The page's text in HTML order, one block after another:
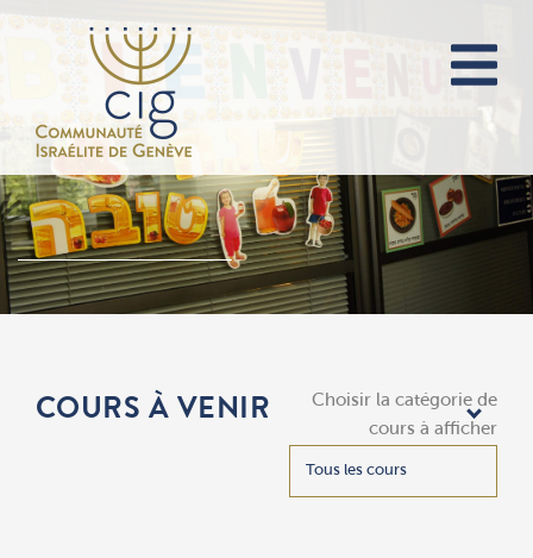
COURS À VENIR
Choisir la catégorie de
cours à afficher